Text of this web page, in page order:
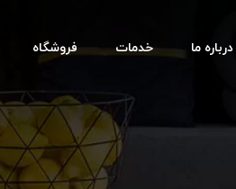
درباره ما خدمات فروشگاه